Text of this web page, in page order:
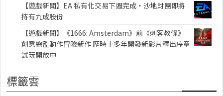
【遊戲新聞】EA 私有化交易下週完成・沙地財團即將
持有九成股份
【遊戲新聞】《1666: Amsterdam》前《刺客教條》
創意總監動作冒險新作 歷時十多年開發新影片釋出序章
試玩開放中
標籤雲